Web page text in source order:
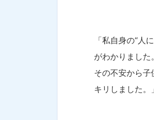
「私自身の“人
がわかりました。
その不安から
キリしました。」